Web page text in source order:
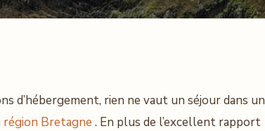
d’hébergement, rien ne vaut un séjour dans un
région Bretagne . En plus de l’excellent rapport